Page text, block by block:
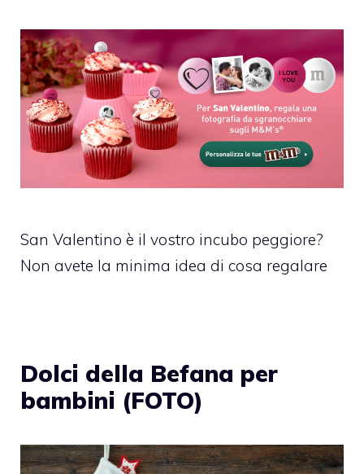
San Valentino è il vostro incubo peggiore?
Non avete la minima idea di cosa regalare
Dolci della Befana per
bambini (FOTO)